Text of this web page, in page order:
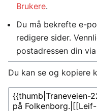
Brukere.
Du må bekrefte e-
redigere sider.
postadressen din via
Du kan se og kopiere